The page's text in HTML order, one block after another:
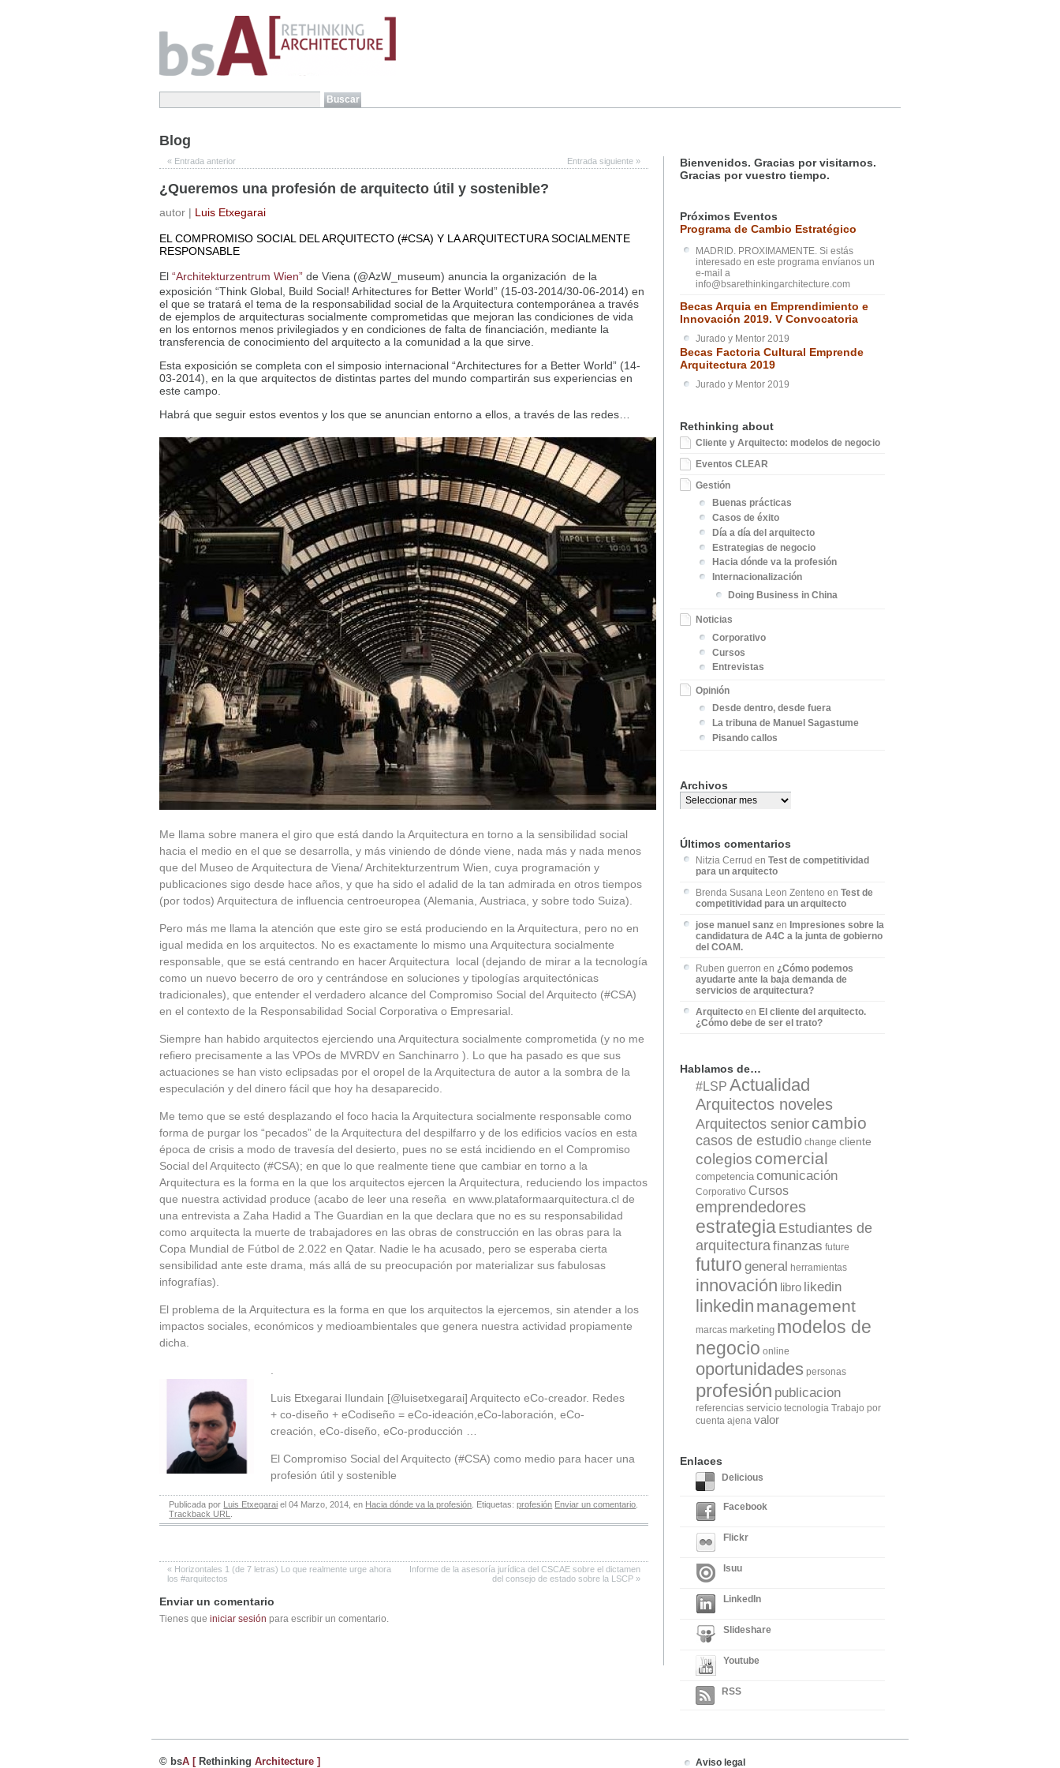
Blog
« Entrada anterior Entrada siguiente »
¿Queremos una profesión de arquitecto útil y sostenible?
autor | Luis Etxegarai
EL COMPROMISO SOCIAL DEL ARQUITECTO (#CSA) Y LA ARQUITECTURA SOCIALMENTE
RESPONSABLE
El “Architekturzentrum Wien” de Viena (@AzW_museum) anuncia la organización de la
exposición “Think Global, Build Social! Arhitectures for Better World” (15-03-2014/30-06-2014) en
el que se tratará el tema de la responsabilidad social de la Arquitectura contemporánea a través
de ejemplos de arquitecturas socialmente comprometidas que mejoran las condiciones de vida
en los entornos menos privilegiados y en condiciones de falta de financiación, mediante la
transferencia de conocimiento del arquitecto a la comunidad a la que sirve.
Esta exposición se completa con el simposio internacional “Architectures for a Better World” (14-
03-2014), en la que arquitectos de distintas partes del mundo compartirán sus experiencias en
este campo.
Habrá que seguir estos eventos y los que se anuncian entorno a ellos, a través de las redes…
Me llama sobre manera el giro que está dando la Arquitectura en torno a la sensibilidad social
hacia el medio en el que se desarrolla, y más viniendo de dónde viene, nada más y nada menos
que del Museo de Arquitectura de Viena/ Architekturzentrum Wien, cuya programación y
publicaciones sigo desde hace años, y que ha sido el adalid de la tan admirada en otros tiempos
(por todos) Arquitectura de influencia centroeuropea (Alemania, Austriaca, y sobre todo Suiza).
Pero más me llama la atención que este giro se está produciendo en la Arquitectura, pero no en
igual medida en los arquitectos. No es exactamente lo mismo una Arquitectura socialmente
responsable, que se está centrando en hacer Arquitectura local (dejando de mirar a la tecnología
como un nuevo becerro de oro y centrándose en soluciones y tipologías arquitectónicas
tradicionales), que entender el verdadero alcance del Compromiso Social del Arquitecto (#CSA)
en el contexto de la Responsabilidad Social Corporativa o Empresarial.
Siempre han habido arquitectos ejerciendo una Arquitectura socialmente comprometida (y no me
refiero precisamente a las VPOs de MVRDV en Sanchinarro ). Lo que ha pasado es que sus
actuaciones se han visto eclipsadas por el oropel de la Arquitectura de autor a la sombra de la
especulación y del dinero fácil que hoy ha desaparecido.
Me temo que se esté desplazando el foco hacia la Arquitectura socialmente responsable como
forma de purgar los “pecados” de la Arquitectura del despilfarro y de los edificios vacíos en esta
época de crisis a modo de travesía del desierto, pues no se está incidiendo en el Compromiso
Social del Arquitecto (#CSA); en que lo que realmente tiene que cambiar en torno a la
Arquitectura es la forma en la que los arquitectos ejercen la Arquitectura, reduciendo los impactos
que nuestra actividad produce (acabo de leer una reseña en www.plataformaarquitectura.cl de
una entrevista a Zaha Hadid a The Guardian en la que declara que no es su responsabilidad
como arquitecta la muerte de trabajadores en las obras de construcción en las obras para la
Copa Mundial de Fútbol de 2.022 en Qatar. Nadie le ha acusado, pero se esperaba cierta
sensibilidad ante este drama, más allá de su preocupación por materializar sus fabulosas
infografías).
El problema de la Arquitectura es la forma en que los arquitectos la ejercemos, sin atender a los
impactos sociales, económicos y medioambientales que genera nuestra actividad propiamente
dicha.
Luis Etxegarai Ilundain [@luisetxegarai] Arquitecto eCo-creador. Redes
+ co-diseño + eCodiseño = eCo-ideación,eCo-laboración, eCo-
creación, eCo-diseño, eCo-producción …
El Compromiso Social del Arquitecto (#CSA) como medio para hacer una
profesión útil y sostenible
Publicada por Luis Etxegarai el 04 Marzo, 2014, en Hacia dónde va la profesión . Etiquetas:profesión Enviar un comentario
Trackback URL
« Horizontales 1 (de 7 letras) Lo que realmente urge ahora
los #arquitectos
Informe de la asesoría jurídica del CSCAE sobre el dictamen
del consejo de estado sobre la LSCP »
Enviar un comentario
Tienes que iniciar sesión para escribir un comentario.
Bienvenidos. Gracias por visitarnos.
Gracias por vuestro tiempo.
Próximos Eventos
Programa de Cambio Estratégico
MADRID. PROXIMAMENTE. Si estás
interesado en este programa envíanos un
e-mail a
info@bsarethinkingarchitecture.com
Becas Arquia en Emprendimiento e
Innovación 2019. V Convocatoria
Jurado y Mentor 2019
Becas Factoria Cultural Emprende
Arquitectura 2019
Jurado y Mentor 2019
Rethinking about
Cliente y Arquitecto: modelos de negocio
Eventos CLEAR
Gestión
Buenas prácticas
Casos de éxito
Día a día del arquitecto
Estrategias de negocio
Hacia dónde va la profesión
Internacionalización
Doing Business in China
Noticias
Corporativo
Cursos
Entrevistas
Opinión
Desde dentro, desde fuera
La tribuna de Manuel Sagastume
Pisando callos
Archivos
Últimos comentarios
Nitzia Cerrud enTest de competitividad
para un arquitecto
Brenda Susana Leon Zenteno enTest de
competitividad para un arquitecto
jose manuel sanz enImpresiones sobre la
candidatura de A4C a la junta de gobierno
del COAM.
Ruben guerron en¿Cómo podemos
ayudarte ante la baja demanda de
servicios de arquitectura?
Arquitecto enEl cliente del arquitecto.
¿Cómo debe de ser el trato?
Hablamos de…
#LSP Actualidad
Arquitectos noveles
Arquitectos senior cambio
casos de estudio change cliente
colegios comercial
competencia comunicación
Corporativo Cursos
emprendedores
estrategia Estudiantes de
arquitectura finanzas future
futuro general herramientas
innovación libro likedin
linkedin management
marcas marketing modelos de
negocio online
oportunidades personas
profesión publicacion
referencias servicio tecnologia Trabajo por
cuenta ajena valor
Enlaces
Delicious
Facebook
Flickr
Isuu
LinkedIn
Slideshare
Youtube
RSS
© bsA [Rethinking Architecture ] Aviso legal